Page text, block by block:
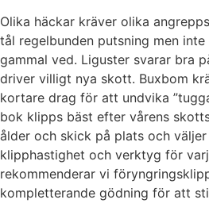
Olika häckar kräver olika
tål regelbunden putsning men
gammal ved. Liguster svarar bra
driver villigt nya skott. Buxbom
kortare drag för att undvika
bok klipps bäst efter vårens
ålder och skick på plats och
klipphastighet och verktyg för
rekommenderar vi
kompletterande gödning för att